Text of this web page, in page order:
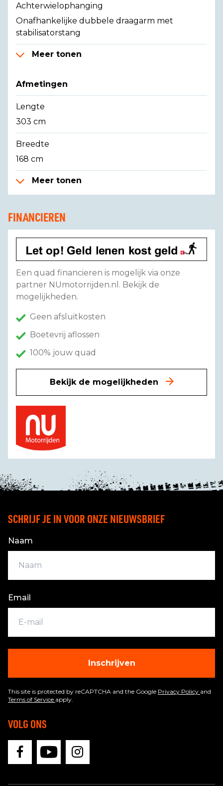
Achterwielophanging
Onafhankelijke dubbele draagarm met
stabilisatorstang
Meer tonen
Afmetingen
Lengte
303 cm
Breedte
168 cm
Meer tonen
FINANCIEREN
Een quad financieren is mogelijk via onze
partner NUmotorrijden.nl. Bekijk de
mogelijkheden.
Geen afsluitkosten
Boetevrij aflossen
100% jouw quad
Bekijk de mogelijkheden
SCHRIJF JE IN VOOR ONZE NIEUWSBRIEF
Naam
Email
Inschrijven
This site is protected by reCAPTCHA and the Google Privacy Policy and
Terms of Service apply.
VOLG ONS